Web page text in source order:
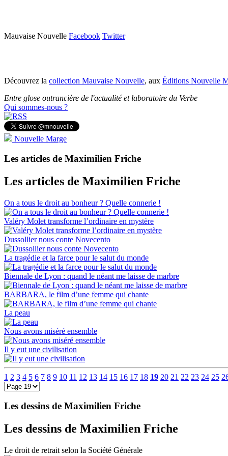
Mauvaise Nouvelle Facebook Twitter
Découvrez la collection Mauvaise Nouvelle, aux Éditions Nouvelle
Entre glose outrancière de l'actualité et laboratoire du Verbe
Qui sommes-nous ?
Nouvelle Marge
Les articles de Maximilien Friche
Les articles de Maximilien Friche
On a tous le droit au bonheur ? Quelle connerie !
Valéry Molet transforme l’ordinaire en mystère
Dussollier nous conte Novecento
La tragédie et la farce pour le salut du monde
Biennale de Lyon : quand le néant me laisse de marbre
BARBARA, le film d’une femme qui chante
La peau
Nous avons miséré ensemble
Il y eut une civilisation
1 2 3 4 5 6 7 8 9 10 11 12 13 14 15 16 17 18 19 20 21 22 23 24 25
Les dessins de Maximilien Friche
Les dessins de Maximilien Friche
Le droit de retrait selon la Société Générale